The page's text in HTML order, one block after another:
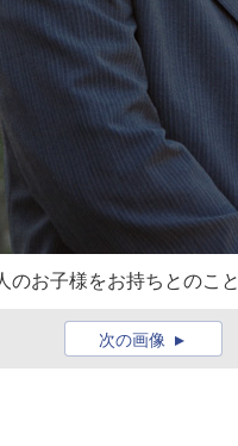
のお子様をお持ちとのこと
次の画像